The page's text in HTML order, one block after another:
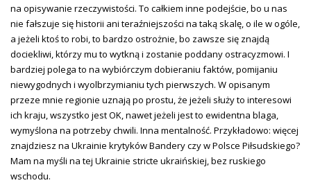
na opisywanie rzeczywistości. To całkiem inne podejście, bo u nas
nie fałszuje się historii ani teraźniejszości na taką skalę, o ile w ogóle,
a jeżeli ktoś to robi, to bardzo ostrożnie, bo zawsze się znajdą
dociekliwi, którzy mu to wytkną i zostanie poddany ostracyzmowi. I
bardziej polega to na wybiórczym dobieraniu faktów, pomijaniu
niewygodnych i wyolbrzymianiu tych pierwszych. W opisanym
przeze mnie regionie uznają po prostu, że jeżeli służy to interesowi
ich kraju, wszystko jest OK, nawet jeżeli jest to ewidentna blaga,
wymyślona na potrzeby chwili. Inna mentalność. Przykładowo: więcej
znajdziesz na Ukrainie krytyków Bandery czy w Polsce Piłsudskiego?
Mam na myśli na tej Ukrainie stricte ukraińskiej, bez ruskiego
wschodu.